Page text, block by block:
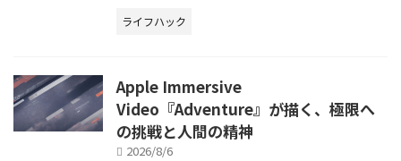
ライフハック
Apple Immersive
Video『Adventure』が描く、極限へ
の挑戦と人間の精神
2026/8/6